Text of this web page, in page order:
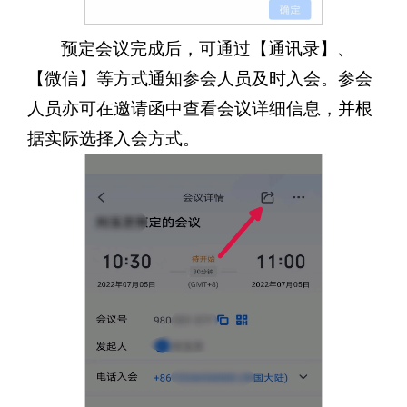
预定会议完成后，可通过【通讯录】、
【微信】等方式通知参会人员及时入会。参会
人员亦可在邀请函中查看会议详细信息，并根
据实际选择入会方式。